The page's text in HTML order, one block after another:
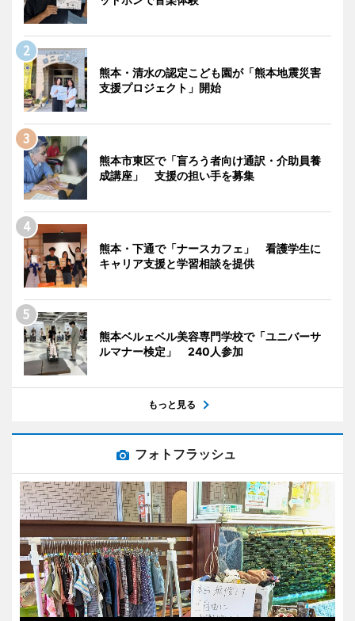
熊本・清水の認定こども園が「熊本地震災害
支援プロジェクト」開始
熊本市東区で「盲ろう者向け通訳・介助員養
成講座」 支援の担い手を募集
熊本・下通で「ナースカフェ」 看護学生に
キャリア支援と学習相談を提供
熊本ベルェベル美容専門学校で「ユニバーサ
ルマナー検定」 240人参加
もっと見る
フォトフラッシュ